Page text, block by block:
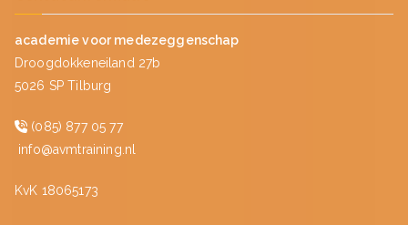
academie voor medezeggenschap
Droogdokkeneiland 27b
5026 SP Tilburg
(085) 877 05 77
info@avmtraining.nl
KvK 18065173